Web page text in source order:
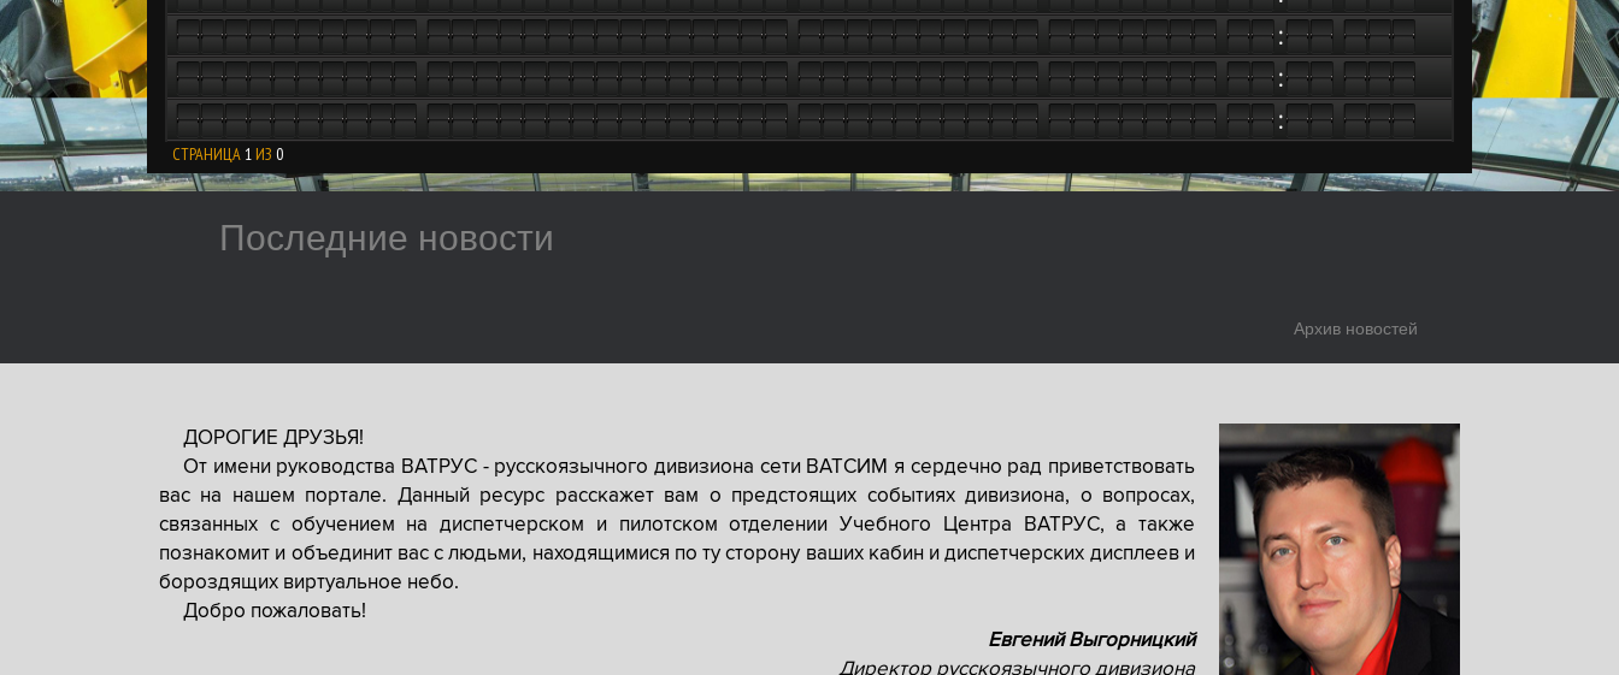
СТРАНИЦА 1 ИЗ 0
Последние новости
Архив новостей
ДОРОГИЕ ДРУЗЬЯ!
От имени руководства ВАТРУС - русскоязычного дивизиона сети ВАТСИМ я сердечно рад приветствовать
вас на нашем портале. Данный ресурс расскажет вам о предстоящих событиях дивизиона, о вопросах,
связанных с обучением на диспетчерском и пилотском отделении Учебного Центра ВАТРУС, а также
познакомит и объединит вас с людьми, находящимися по ту сторону ваших кабин и диспетчерских дисплеев и
бороздящих виртуальное небо.
Добро пожаловать!
Евгений Выгорницкий
Директор русскоязычного дивизиона